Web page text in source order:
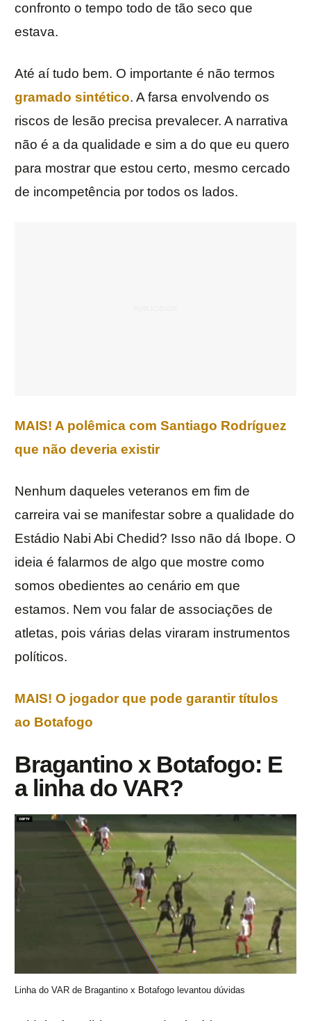
confronto o tempo todo de tão seco que
estava.
Até aí tudo bem. O importante é não termos
gramado sintético. A farsa envolvendo os
riscos de lesão precisa prevalecer. A narrativa
não é a da qualidade e sim a do que eu quero
para mostrar que estou certo, mesmo cercado
de incompetência por todos os lados.
MAIS! A polêmica com Santiago Rodríguez
que não deveria existir
Nenhum daqueles veteranos em fim de
carreira vai se manifestar sobre a qualidade do
Estádio Nabi Abi Chedid? Isso não dá Ibope. O
ideia é falarmos de algo que mostre como
somos obedientes ao cenário em que
estamos. Nem vou falar de associações de
atletas, pois várias delas viraram instrumentos
políticos.
MAIS! O jogador que pode garantir títulos
ao Botafogo
Bragantino x Botafogo: E
a linha do VAR?
Linha do VAR de Bragantino x Botafogo levantou dúvidas